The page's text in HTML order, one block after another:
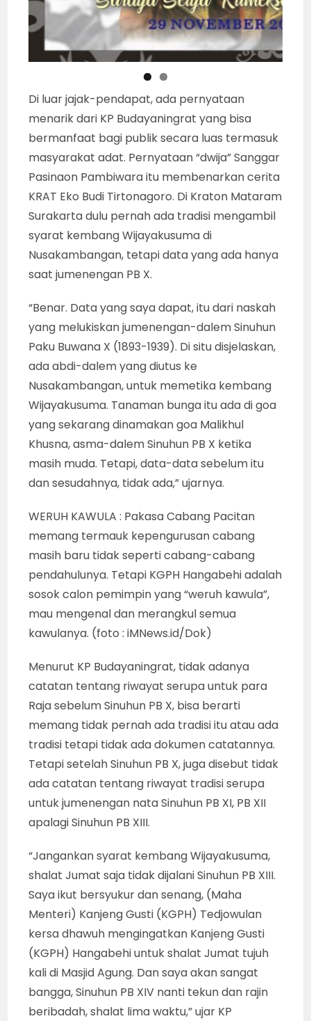
Di luar jajak-pendapat, ada pernyataan
menarik dari KP Budayaningrat yang bisa
bermanfaat bagi publik secara luas termasuk
masyarakat adat. Pernyataan “dwija” Sanggar
Pasinaon Pambiwara itu membenarkan cerita
KRAT Eko Budi Tirtonagoro. Di Kraton Mataram
Surakarta dulu pernah ada tradisi mengambil
syarat kembang Wijayakusuma di
Nusakambangan, tetapi data yang ada hanya
saat jumenengan PB X.
“Benar. Data yang saya dapat, itu dari naskah
yang melukiskan jumenengan-dalem Sinuhun
Paku Buwana X (1893-1939). Di situ disjelaskan,
ada abdi-dalem yang diutus ke
Nusakambangan, untuk memetika kembang
Wijayakusuma. Tanaman bunga itu ada di goa
yang sekarang dinamakan goa Malikhul
Khusna, asma-dalem Sinuhun PB X ketika
masih muda. Tetapi, data-data sebelum itu
dan sesudahnya, tidak ada,” ujarnya.
WERUH KAWULA : Pakasa Cabang Pacitan
memang termauk kepengurusan cabang
masih baru tidak seperti cabang-cabang
pendahulunya. Tetapi KGPH Hangabehi adalah
sosok calon pemimpin yang “weruh kawula”,
mau mengenal dan merangkul semua
kawulanya. (foto : iMNews.id/Dok)
Menurut KP Budayaningrat, tidak adanya
catatan tentang riwayat serupa untuk para
Raja sebelum Sinuhun PB X, bisa berarti
memang tidak pernah ada tradisi itu atau ada
tradisi tetapi tidak ada dokumen catatannya.
Tetapi setelah Sinuhun PB X, juga disebut tidak
ada catatan tentang riwayat tradisi serupa
untuk jumenengan nata Sinuhun PB XI, PB XII
apalagi Sinuhun PB XIII.
“Jangankan syarat kembang Wijayakusuma,
shalat Jumat saja tidak dijalani Sinuhun PB XIII.
Saya ikut bersyukur dan senang, (Maha
Menteri) Kanjeng Gusti (KGPH) Tedjowulan
kersa dhawuh mengingatkan Kanjeng Gusti
(KGPH) Hangabehi untuk shalat Jumat tujuh
kali di Masjid Agung. Dan saya akan sangat
bangga, Sinuhun PB XIV nanti tekun dan rajin
beribadah, shalat lima waktu,” ujar KP